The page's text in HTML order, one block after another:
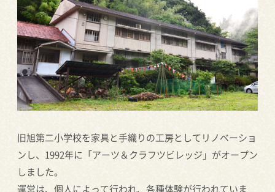
旧旭第二小学校を家具と手織りの工房としてリノベーショ
ンし、1992年に「アーツ＆クラフツビレッジ」がオープン
しました。
運営は、個人によって行われ、各種体験が行われていま